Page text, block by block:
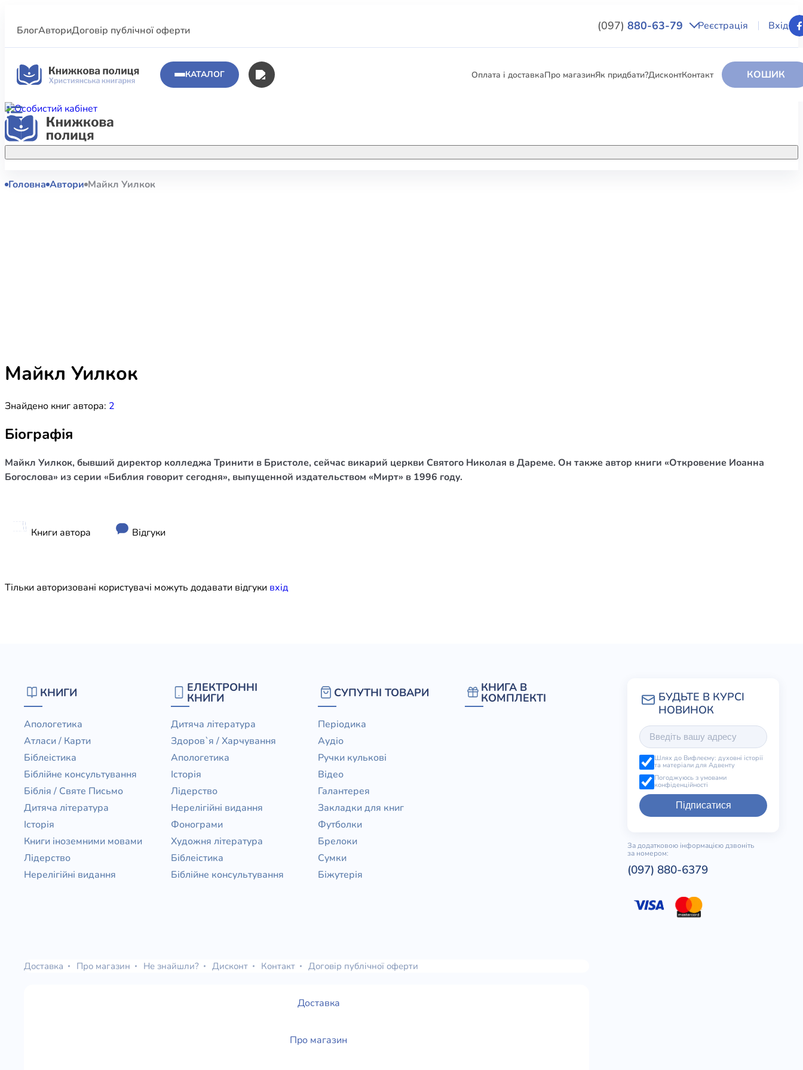
БлогАвториДоговір публічної оферти (097) 880-63-79 Реєстрація Вхід
КАТАЛОГ Оплата і доставкаПро магазинЯк придбати?ДисконтКонтакт КОШИК
Акційні пропозиції
полиці.
КНИГИ
Богослів`я
Художня література
ЕЛЕКТРОННІ КНИГИ
Головна Автори Майкл Уилкок
Майкл Уилкок
Знайдено книг автора: 2
Біографія
Майкл Уилкок, бывший директор колледжа Тринити в Бристоле, сейчас викарий церкви Святого Николая в Дареме. Он также автор книги «Откровение Иоанна
Богослова» из серии «Библия говорит сегодня», выпущенной издательством «Мирт» в 1996 году.
Книги автора Відгуки
Тільки авторизовані користувачі можуть додавати відгуки вхiд
КНИГИ
Апологетика
Атласи / Карти
Біблеістика
Біблійне консультування
Біблія / Святе Письмо
Дитяча література
Історія
Книги іноземними мовами
Лідерство
Нерелігійні видання
ЕЛЕКТРОННІ
КНИГИ
Дитяча література
Здоров`я / Харчування
Апологетика
Історія
Лідерство
Нерелігійні видання
Фонограми
Художня література
Біблеістика
Біблійне консультування
СУПУТНІ ТОВАРИ
Періодика
Аудіо
Ручки кулькові
Відео
Галантерея
Закладки для книг
Футболки
Брелоки
Сумки
Біжутерія
КНИГА В
КОМПЛЕКТІ
Шлях до Вифлеєму: духовні історії
та матеріали для Адвенту
Погоджуюсь з умовами
конфіденційності
Підписатися
За додатковою інформацією дзвоніть
за номером:
(097) 880-6379
Доставка Про магазин Не знайшли? Дисконт Контакт Договір публічної оферти
Доставка
Про магазин